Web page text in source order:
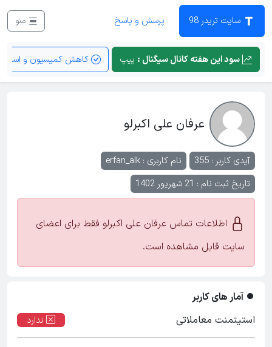
سایت تریدر 98 پرسش و پاسخ
سود این هفته کانال سیگنال : پیپ کاهش کمیسیون و اسپرد
عرفان علی اکبرلو
آیدی کاربر : 355 نام کاربری : erfan_alk
تاریخ ثبت نام : 21 شهریور 1402
اطلاعات تماس عرفان علی اکبرلو فقط برای اعضای
سایت قابل مشاهده است.
آمار های کاربر
استیتمنت معاملاتی
ندارد